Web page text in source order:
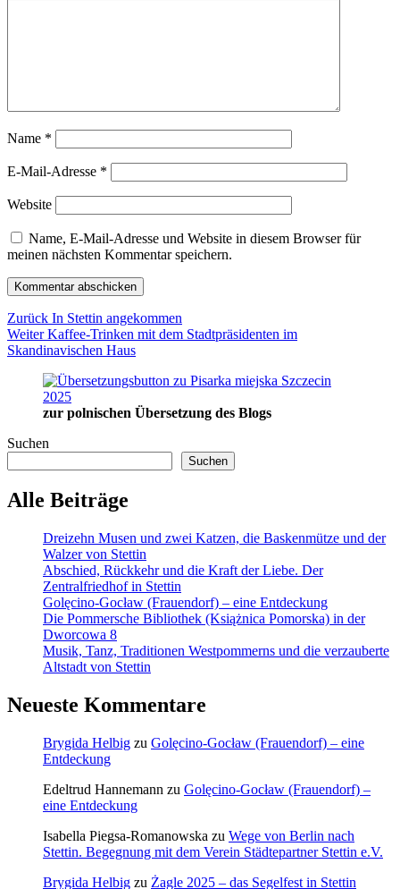
Name *
E-Mail-Adresse *
Website
Name, E-Mail-Adresse und Website in diesem Browser für
meinen nächsten Kommentar speichern.
Beitragsnavigation
Zurück Vorheriger
Beitrag:
In Stettin angekommen
Weiter Nächster
Beitrag:
Kaffee-Trinken mit dem Stadtpräsidenten im
Skandinavischen Haus
zur polnischen Übersetzung des Blogs
Suchen
Suchen
Alle Beiträge
Dreizehn Musen und zwei Katzen, die Baskenmütze und der
Walzer von Stettin
Abschied, Rückkehr und die Kraft der Liebe. Der
Zentralfriedhof in Stettin
Golęcino-Gocław (Frauendorf) – eine Entdeckung
Die Pommersche Bibliothek (Książnica Pomorska) in der
Dworcowa 8
Musik, Tanz, Traditionen Westpommerns und die verzauberte
Altstadt von Stettin
Neueste Kommentare
Brygida Helbig zu Golęcino-Gocław (Frauendorf) – eine
Entdeckung
Edeltrud Hannemann zu Golęcino-Gocław (Frauendorf) –
eine Entdeckung
Isabella Piegsa-Romanowska zu Wege von Berlin nach
Stettin. Begegnung mit dem Verein Städtepartner Stettin e.V.
Brygida Helbig zu Żagle 2025 – das Segelfest in Stettin